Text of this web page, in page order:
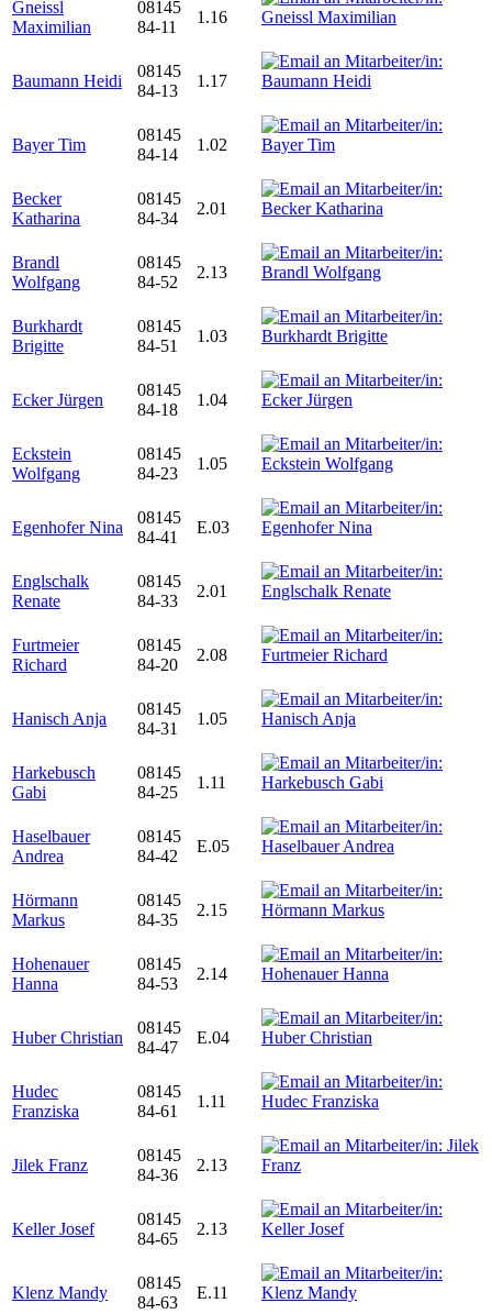
Gneissl
Maximilian
08145
84-11
1.16
Baumann Heidi
08145
84-13
1.17
Bayer Tim
08145
84-14
1.02
Becker
Katharina
08145
84-34
2.01
Brandl
Wolfgang
08145
84-52
2.13
Burkhardt
Brigitte
08145
84-51
1.03
Ecker Jürgen
08145
84-18
1.04
Eckstein
Wolfgang
08145
84-23
1.05
Egenhofer Nina
08145
84-41
E.03
Englschalk
Renate
08145
84-33
2.01
Furtmeier
Richard
08145
84-20
2.08
Hanisch Anja
08145
84-31
1.05
Harkebusch
Gabi
08145
84-25
1.11
Haselbauer
Andrea
08145
84-42
E.05
Hörmann
Markus
08145
84-35
2.15
Hohenauer
Hanna
08145
84-53
2.14
Huber Christian
08145
84-47
E.04
Hudec
Franziska
08145
84-61
1.11
Jilek Franz
08145
84-36
2.13
Keller Josef
08145
84-65
2.13
Klenz Mandy
08145
84-63
E.11